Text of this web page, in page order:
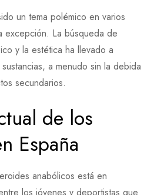
un tema polémico en varios
excepción. La búsqueda de
y la estética ha llevado a
a menudo sin la debida
secundarios.
de los
España
anabólicos está en